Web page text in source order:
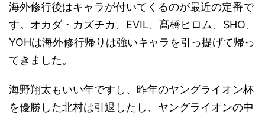
海外修行後はキャラが付いてくるのが最近の定番で
す。オカダ・カズチカ、EVIL、髙橋ヒロム、SHO、
YOHは海外修行帰りは強いキャラを引っ提げて帰っ
てきました。
海野翔太もいい年ですし、昨年のヤングライオン杯
を優勝した北村は引退したし、ヤングライオンの中